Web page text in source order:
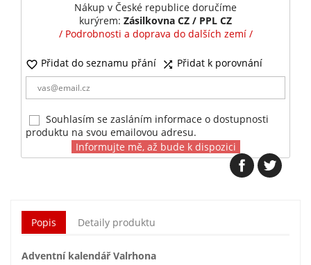
Nákup v České republice doručíme
kurýrem: Zásilkovna CZ / PPL CZ
/ Podrobnosti a doprava do dalších zemí /
 Přidat do seznamu přání  Přidat k porovnání
Souhlasím se zasláním informace o dostupnosti
produktu na svou emailovou adresu.
Informujte mě, až bude k dispozici
Popis Detaily produktu
Adventní kalendář Valrhona